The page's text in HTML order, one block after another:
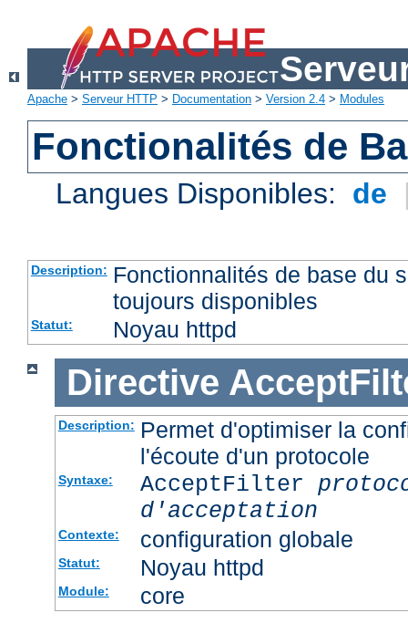
Apache > Serveur HTTP > Documentation > Version 2.4 > Modules
Fonctionalités de
Langues Disponibles: de
Description: Fonctionnalités de base du
toujours disponibles
Statut: Noyau httpd
Directive
Description: Permet d'optimiser la
l'écoute d'un protocole
Syntaxe: AcceptFilter
d'acceptation
Contexte: configuration globale
Statut: Noyau httpd
Module: core